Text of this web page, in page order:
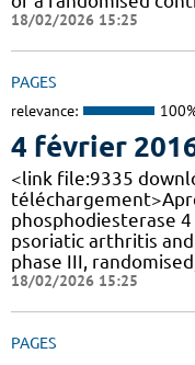
18/02/2026 15:25
PAGES
relevance:
4 février
<link file:9335
phosphodiesterase
psoriatic arthritis
phase III,
18/02/2026 15:25
PAGES